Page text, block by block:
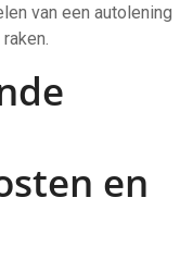
van een autolening
en